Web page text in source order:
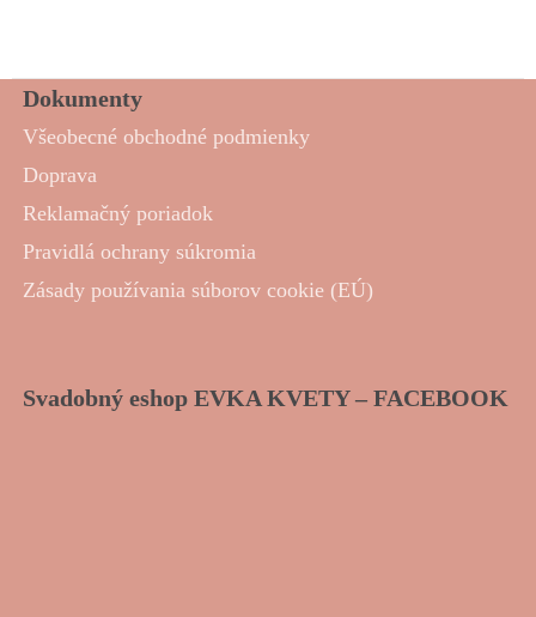
Dokumenty
Všeobecné obchodné podmienky
Doprava
Reklamačný poriadok
Pravidlá ochrany súkromia
Zásady používania súborov cookie (EÚ)
Svadobný eshop EVKA KVETY – FACEBOOK